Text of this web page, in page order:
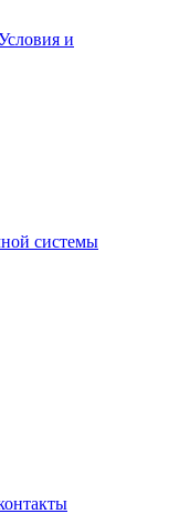
и
системы